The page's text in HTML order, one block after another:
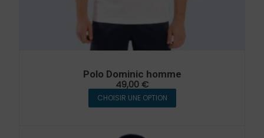
Polo Dominic homme
49,00€
CHOISIR UNE OPTION